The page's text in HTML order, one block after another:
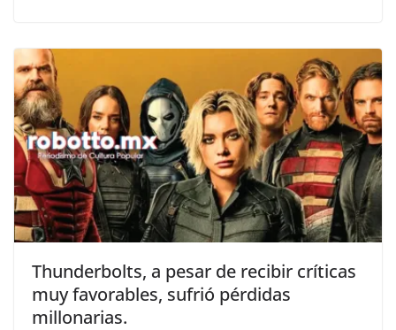
Thunderbolts, a pesar de recibir críticas
muy favorables, sufrió pérdidas
millonarias.